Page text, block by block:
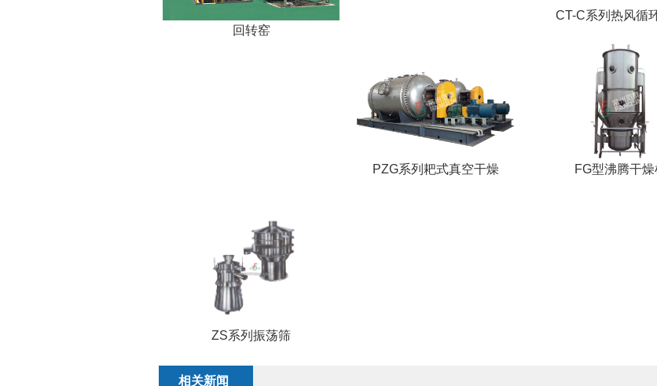
回转窑
CT-C系列热风循
PZG系列耙式真空干燥 FG型沸腾干燥
ZS系列振荡筛
相关新闻